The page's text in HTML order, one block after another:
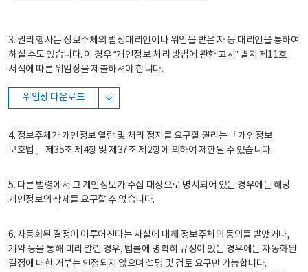
3. 권리 행사는 정보주체의 법정대리인이나 위임을 받은 자 등 대리인을 통하여
하실 수도 있습니다. 이 경우 “개인정보 처리 방법에 관한 고시” 별지 제11호
서식에 따른 위임장을 제출하셔야 합니다.
위임장 다운로드
4. 정보주체가 개인정보 열람 및 처리 정지를 요구할 권리는 「개인정보
보호법」 제35조 제4항 및 제37조 제2항에 의하여 제한될 수 있습니다.
5. 다른 법령에서 그 개인정보가 수집 대상으로 명시되어 있는 경우에는 해당
개인정보의 삭제를 요구할 수 없습니다.
6. 자동화된 결정이 이루어진다는 사실에 대해 정보주체의 동의를 받았거나,
계약 등을 통해 미리 알린 경우, 법률에 명확히 규정이 있는 경우에는 자동화된
결정에 대한 거부는 인정되지 않으며 설명 및 검토 요구만 가능합니다.